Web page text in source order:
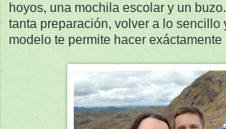
hoyos, una mochila escolar y un
tanta preparación, volver a lo sencillo
modelo te permite hacer